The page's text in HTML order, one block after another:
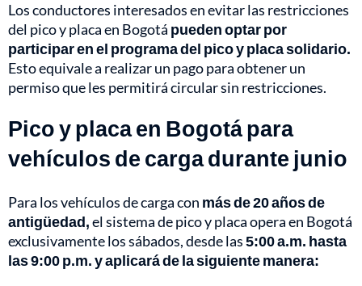
Los conductores interesados en evitar las restricciones
del pico y placa en Bogotá pueden optar por
participar en el programa del pico y placa solidario.
Esto equivale a realizar un pago para obtener un
permiso que les permitirá circular sin restricciones.
Pico y placa en Bogotá para
vehículos de carga durante junio
Para los vehículos de carga con más de 20 años de
antigüedad,el sistema de pico y placa opera en Bogotá
exclusivamente los sábados, desde las5:00 a.m. hasta
las 9:00 p.m. y aplicará de la siguiente manera: